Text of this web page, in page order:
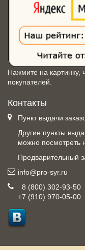
Нажмите на картинку,
покупателей.
Контакты
Пункт выдачи
Другие пункты
можно посмотреть
Предварительный
info@pro-syr.ru
8 (800) 302-93-50
+7 (910) 970-05-00